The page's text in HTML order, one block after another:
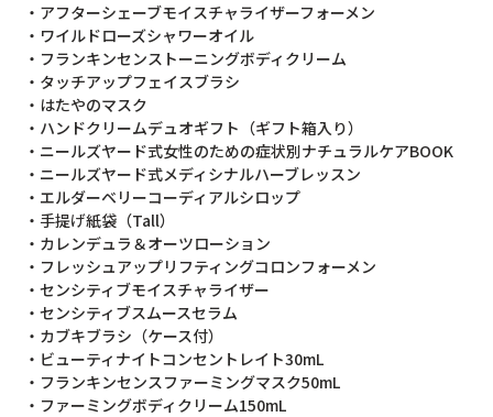
・アフターシェーブモイスチャライザーフォーメン
・ワイルドローズシャワーオイル
・フランキンセンストーニングボディクリーム
・タッチアップフェイスブラシ
・はたやのマスク
・ハンドクリームデュオギフト（ギフト箱入り）
・ニールズヤード式女性のための症状別ナチュラルケアBOOK
・ニールズヤード式メディシナルハーブレッスン
・エルダーベリーコーディアルシロップ
・手提げ紙袋（Tall）
・カレンデュラ＆オーツローション
・フレッシュアップリフティングコロンフォーメン
・センシティブモイスチャライザー
・センシティブスムースセラム
・カブキブラシ（ケース付）
・ビューティナイトコンセントレイト30mL
・フランキンセンスファーミングマスク50mL
・ファーミングボディクリーム150mL